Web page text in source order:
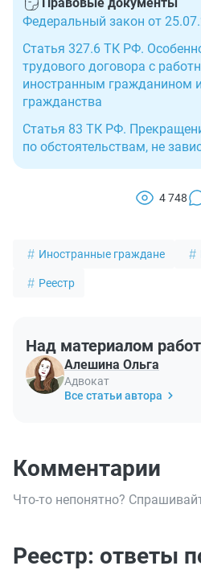
уволить такого работника в
Федеральный закон от
Статья 327.6 ТК РФ.
трудового договора с
иностранным гражданином
гражданства
Статья 83 ТК РФ.
по обстоятельствам, не
4 748
Иностранные граждане
Реестр
Над материалом
Алешина Ольга
Адвокат
Все статьи автора
Комментарии
Что-то непонятно?
Реестр: ответы